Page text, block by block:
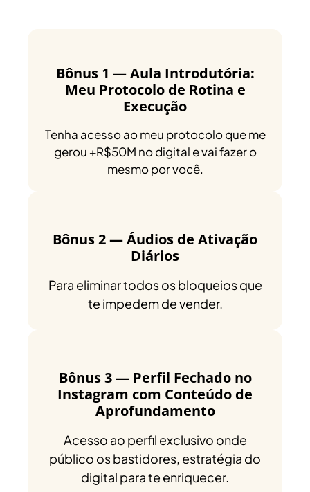
Bônus 1 — Aula Introdutória:
Meu Protocolo de Rotina e
Execução
Tenha acesso ao meu protocolo que me
gerou +R$50M no digital e vai fazer o
mesmo por você.
Bônus 2 — Áudios de Ativação
Diários
Para eliminar todos os bloqueios que
te impedem de vender.
Bônus 3 — Perfil Fechado no
Instagram com Conteúdo de
Aprofundamento
Acesso ao perfil exclusivo onde
público os bastidores, estratégia do
digital para te enriquecer.